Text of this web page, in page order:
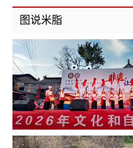
第8次党组（扩大）会议召开
图说米脂